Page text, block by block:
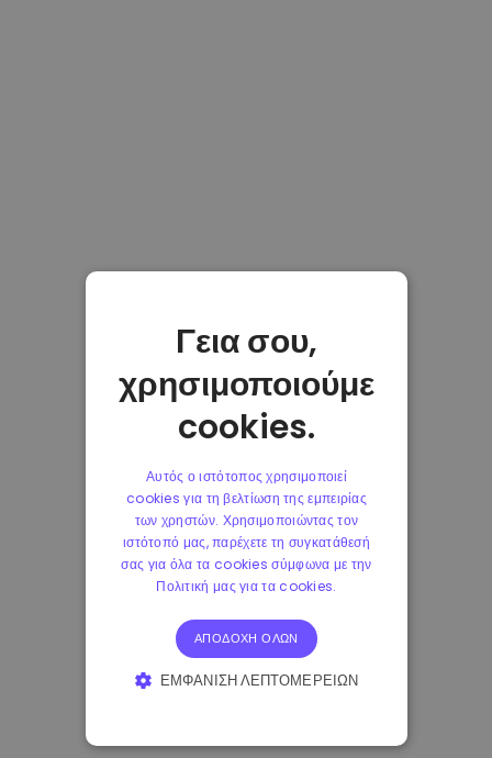
Γεια σου,
χρησιμοποιούμε
cookies.
Αυτός ο ιστότοπος χρησιμοποιεί
cookies για τη βελτίωση της εμπειρίας
των χρηστών. Χρησιμοποιώντας τον
ιστότοπό μας, παρέχετε τη συγκατάθεσή
σας για όλα τα cookies σύμφωνα με την
Πολιτική μας για τα cookies.
ΑΠΟΔΟΧΉ ΌΛΩΝ
ΕΜΦΆΝΙΣΗ ΛΕΠΤΟΜΕΡΕΙΏΝ